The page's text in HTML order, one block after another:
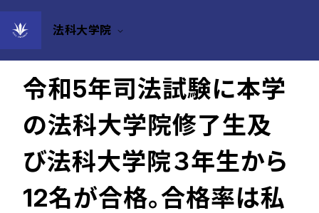
法科大学院
2023年11月08日
令和5年司法試験に本学
の法科大学院修了生及
び法科大学院３年生から
12名が合格。合格率は私